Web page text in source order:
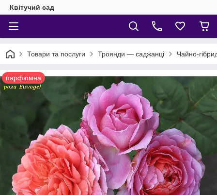
Квітучий сад
Товари та послуги Троянди — саджанці Чайно-
парфюмна